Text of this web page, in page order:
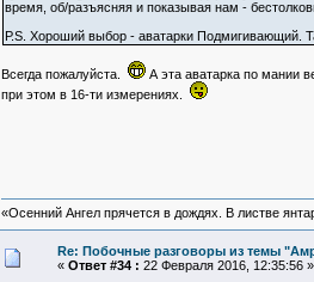
время, об/разъясняя и показывая нам -
Р.S. Хороший выбор - аватарки Подмигивающий.
Всегда пожалуйста.
А эта аватарка по мании
при этом в 16-ти измерениях.
«Осенний Ангел прячется в дождях. В листве
Re: Побочные разговоры из темы
« Ответ #34 : 22 Февраля 2016, 12:35:56 »